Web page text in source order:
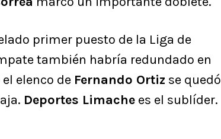
primer puesto de la Liga de
también habría redundado en
elenco de Fernando Ortiz se quedó
Deportes Limache es el sublíder.